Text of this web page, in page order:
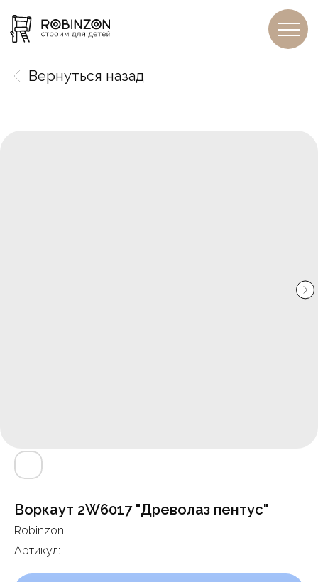
Вернуться назад
Воркаут 2W6017 "Древолаз пентус"
Robinzon
Артикул: